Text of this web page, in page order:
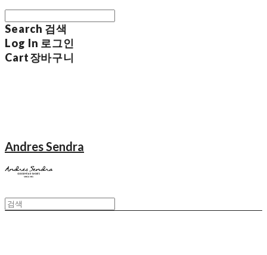
Search 검색
Log In 로그인
Cart장바구니
Andres Sendra